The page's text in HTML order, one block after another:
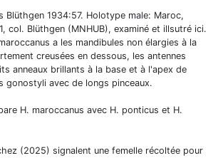
Blüthgen 1934:57. Holotype male: Maroc,
col. Blüthgen (MNHUB), examiné et illsutré ici.
a les mandibules non élargies à la
creusées en dessous, les antennes
anneaux brillants à la base et à l'apex de
gonostyli avec de longs pinceaux.
H. maroccanus avec H. ponticus et H.
(2025) signalent une femelle récoltée pour